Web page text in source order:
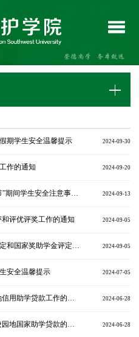
2024-09-30
期学生安全温馨提示
2024-09-20
作的通知
2024-09-13
西南大学植物保护学院2024年“中秋节”期间学生安全注意事项特别提醒
2024-09-05
和评优评奖工作的通知
2024-09-05
关于做好2024年家庭经济困难学生认定和国家奖助学金评定工作的通知
2024-07-05
安全温馨提示
2024-06-28
关于做好2024-2025学年本科生生源地信用助学贷款工作的通知
2024-06-28
关于组织申请2024-2025学年本科生校园地国家助学贷款的通知